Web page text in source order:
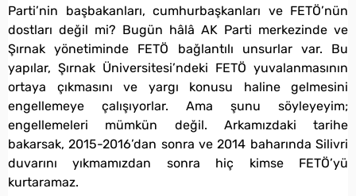
Parti’nin başbakanları, cumhurbaşkanları ve FETÖ’nün
dostları değil mi? Bugün hâlâ AK Parti merkezinde ve
Şırnak yönetiminde FETÖ bağlantılı unsurlar var. Bu
yapılar, Şırnak Üniversitesi’ndeki FETÖ yuvalanmasının
ortaya çıkmasını ve yargı konusu haline gelmesini
engellemeye çalışıyorlar. Ama şunu söyleyeyim;
engellemeleri mümkün değil. Arkamızdaki tarihe
bakarsak, 2015-2016’dan sonra ve 2014 baharında Silivri
duvarını yıkmamızdan sonra hiç kimse FETÖ’yü
kurtaramaz.